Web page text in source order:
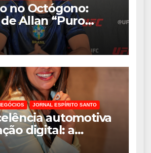
no Octógono:
Allan “Puro
de destaque no
34 anos
JORNAL ESPÍRITO SANTO
automotiva
digital: a
internacional da